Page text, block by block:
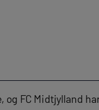
FC Midtjylland